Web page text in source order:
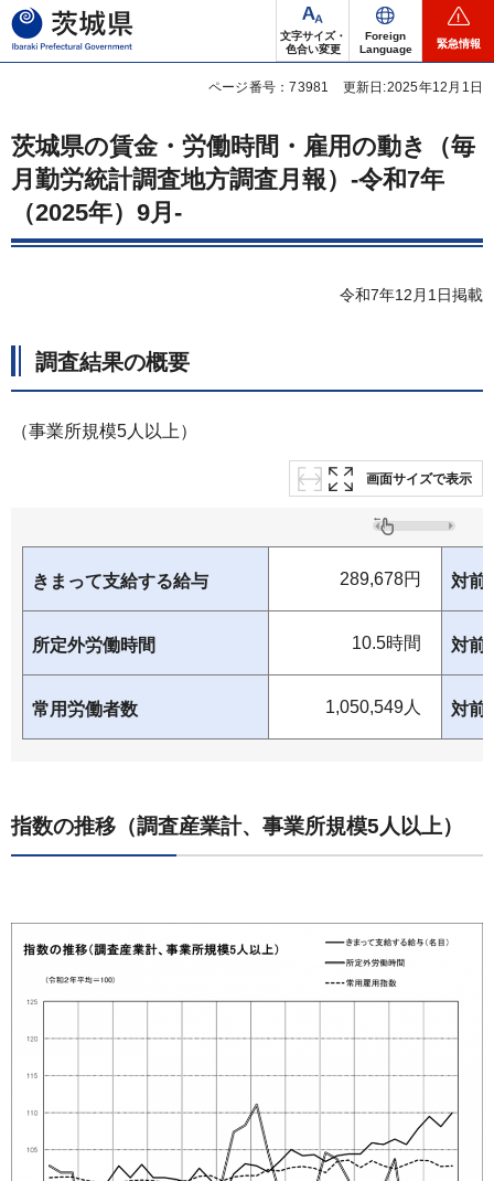
茨城県
文字サイズ・
色合い変更
Foreign
Language
緊急情報
ページ番号：73981 更新日:2025年12月1日
茨城県の賃金・労働時間・雇用の動き（毎
月勤労統計調査地方調査月報）-令和7年
（2025年）9月-
令和7年12月1日掲載
調査結果の概要
（事業所規模5人以上）
画面サイズで表示
きまって支給する給与 289,678円 対前
所定外労働時間 10.5時間 対前
常用労働者数 1,050,549人 対前
指数の推移（調査産業計、事業所規模5人以上）